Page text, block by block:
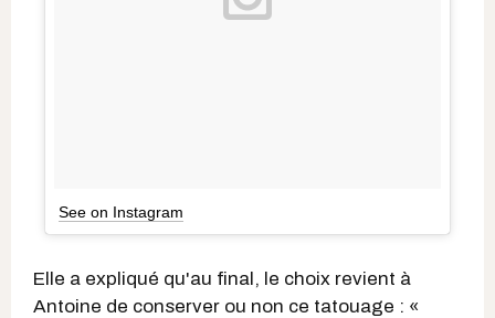
See on Instagram
Elle a expliqué qu'au final, le choix revient à
Antoine de conserver ou non ce tatouage : «